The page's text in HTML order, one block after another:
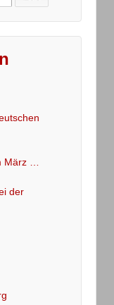
März …
der